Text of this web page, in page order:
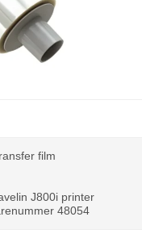
film
J800i printer
48054